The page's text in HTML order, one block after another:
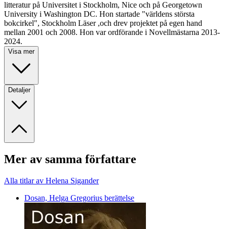
litteratur på Universitet i Stockholm, Nice och på Georgetown
University i Washington DC. Hon startade "världens största
bokcirkel", Stockholm Läser ,och drev projektet på egen hand
mellan 2001 och 2008. Hon var ordförande i Novellmästarna 2013-
2024.
Visa mer
Detaljer
Mer av samma författare
Alla titlar av Helena Sigander
Dosan, Helga Gregorius berättelse